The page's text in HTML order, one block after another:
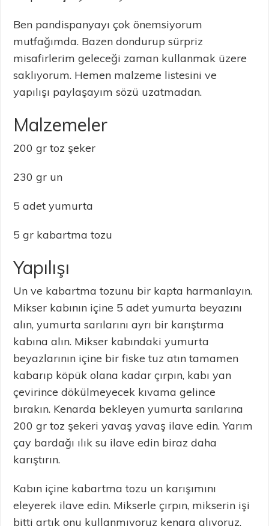
Ben pandispanyayı çok önemsiyorum
mutfağımda. Bazen dondurup sürpriz
misafirlerim geleceği zaman kullanmak üzere
saklıyorum. Hemen malzeme listesini ve
yapılışı paylaşayım sözü uzatmadan.
Malzemeler
200 gr toz şeker
230 gr un
5 adet yumurta
5 gr kabartma tozu
Yapılışı
Un ve kabartma tozunu bir kapta harmanlayın.
Mikser kabının içine 5 adet yumurta beyazını
alın, yumurta sarılarını ayrı bir karıştırma
kabına alın. Mikser kabındaki yumurta
beyazlarının içine bir fiske tuz atın tamamen
kabarıp köpük olana kadar çırpın, kabı yan
çevirince dökülmeyecek kıvama gelince
bırakın. Kenarda bekleyen yumurta sarılarına
200 gr toz şekeri yavaş yavaş ilave edin. Yarım
çay bardağı ılık su ilave edin biraz daha
karıştırın.
Kabın içine kabartma tozu un karışımını
eleyerek ilave edin. Mikserle çırpın, mikserin işi
bitti artık onu kullanmıyoruz kenara alıyoruz.